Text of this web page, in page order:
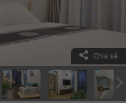
Chia sẻ